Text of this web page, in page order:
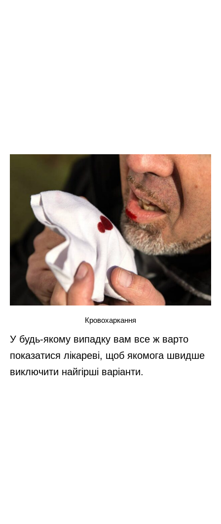
Кровохаркання
У будь-якому випадку вам все ж варто
показатися лікареві, щоб якомога швидше
виключити найгірші варіанти.